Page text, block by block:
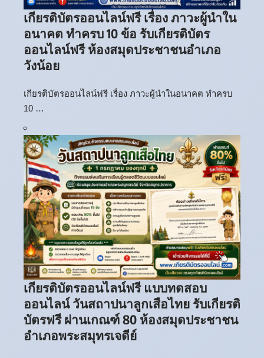
เกียรติบัตรออนไลน์ฟรี เรื่อง ภาวะผู้นำใน
อนาคต ทำครบ 10 ข้อ รับเกียรติบัตร
ออนไลน์ฟรี ห้องสมุดประชาชนอำเภอ
วังน้อย
เกียรติบัตรออนไลน์ฟรี เรื่อง ภาวะผู้นำในอนาคต ทำครบ
10 …
เกียรติบัตรออนไลน์ฟรี แบบทดสอบ
ออนไลน์ วันสถาปนาลูกเสือไทย รับเกียรติ
บัตรฟรี ผ่านเกณฑ์ 80 ห้องสมุดประชาชน
อำเภอพระสมุทรเจดีย์